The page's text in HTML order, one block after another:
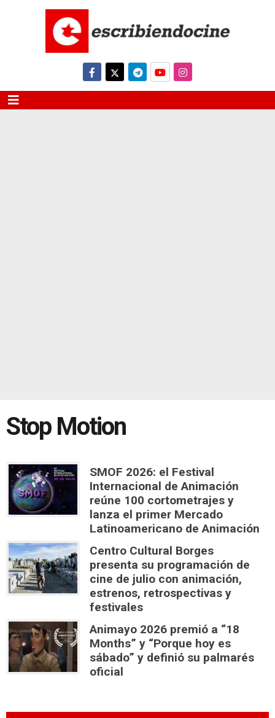
Stop Motion
SMOF 2026: el Festival
Internacional de Animación
reúne 100 cortometrajes y
lanza el primer Mercado
Latinoamericano de Animación
Centro Cultural Borges
presenta su programación de
cine de julio con animación,
estrenos, retrospectivas y
festivales
Animayo 2026 premió a “18
Months” y “Porque hoy es
sábado” y definió su palmarés
oficial